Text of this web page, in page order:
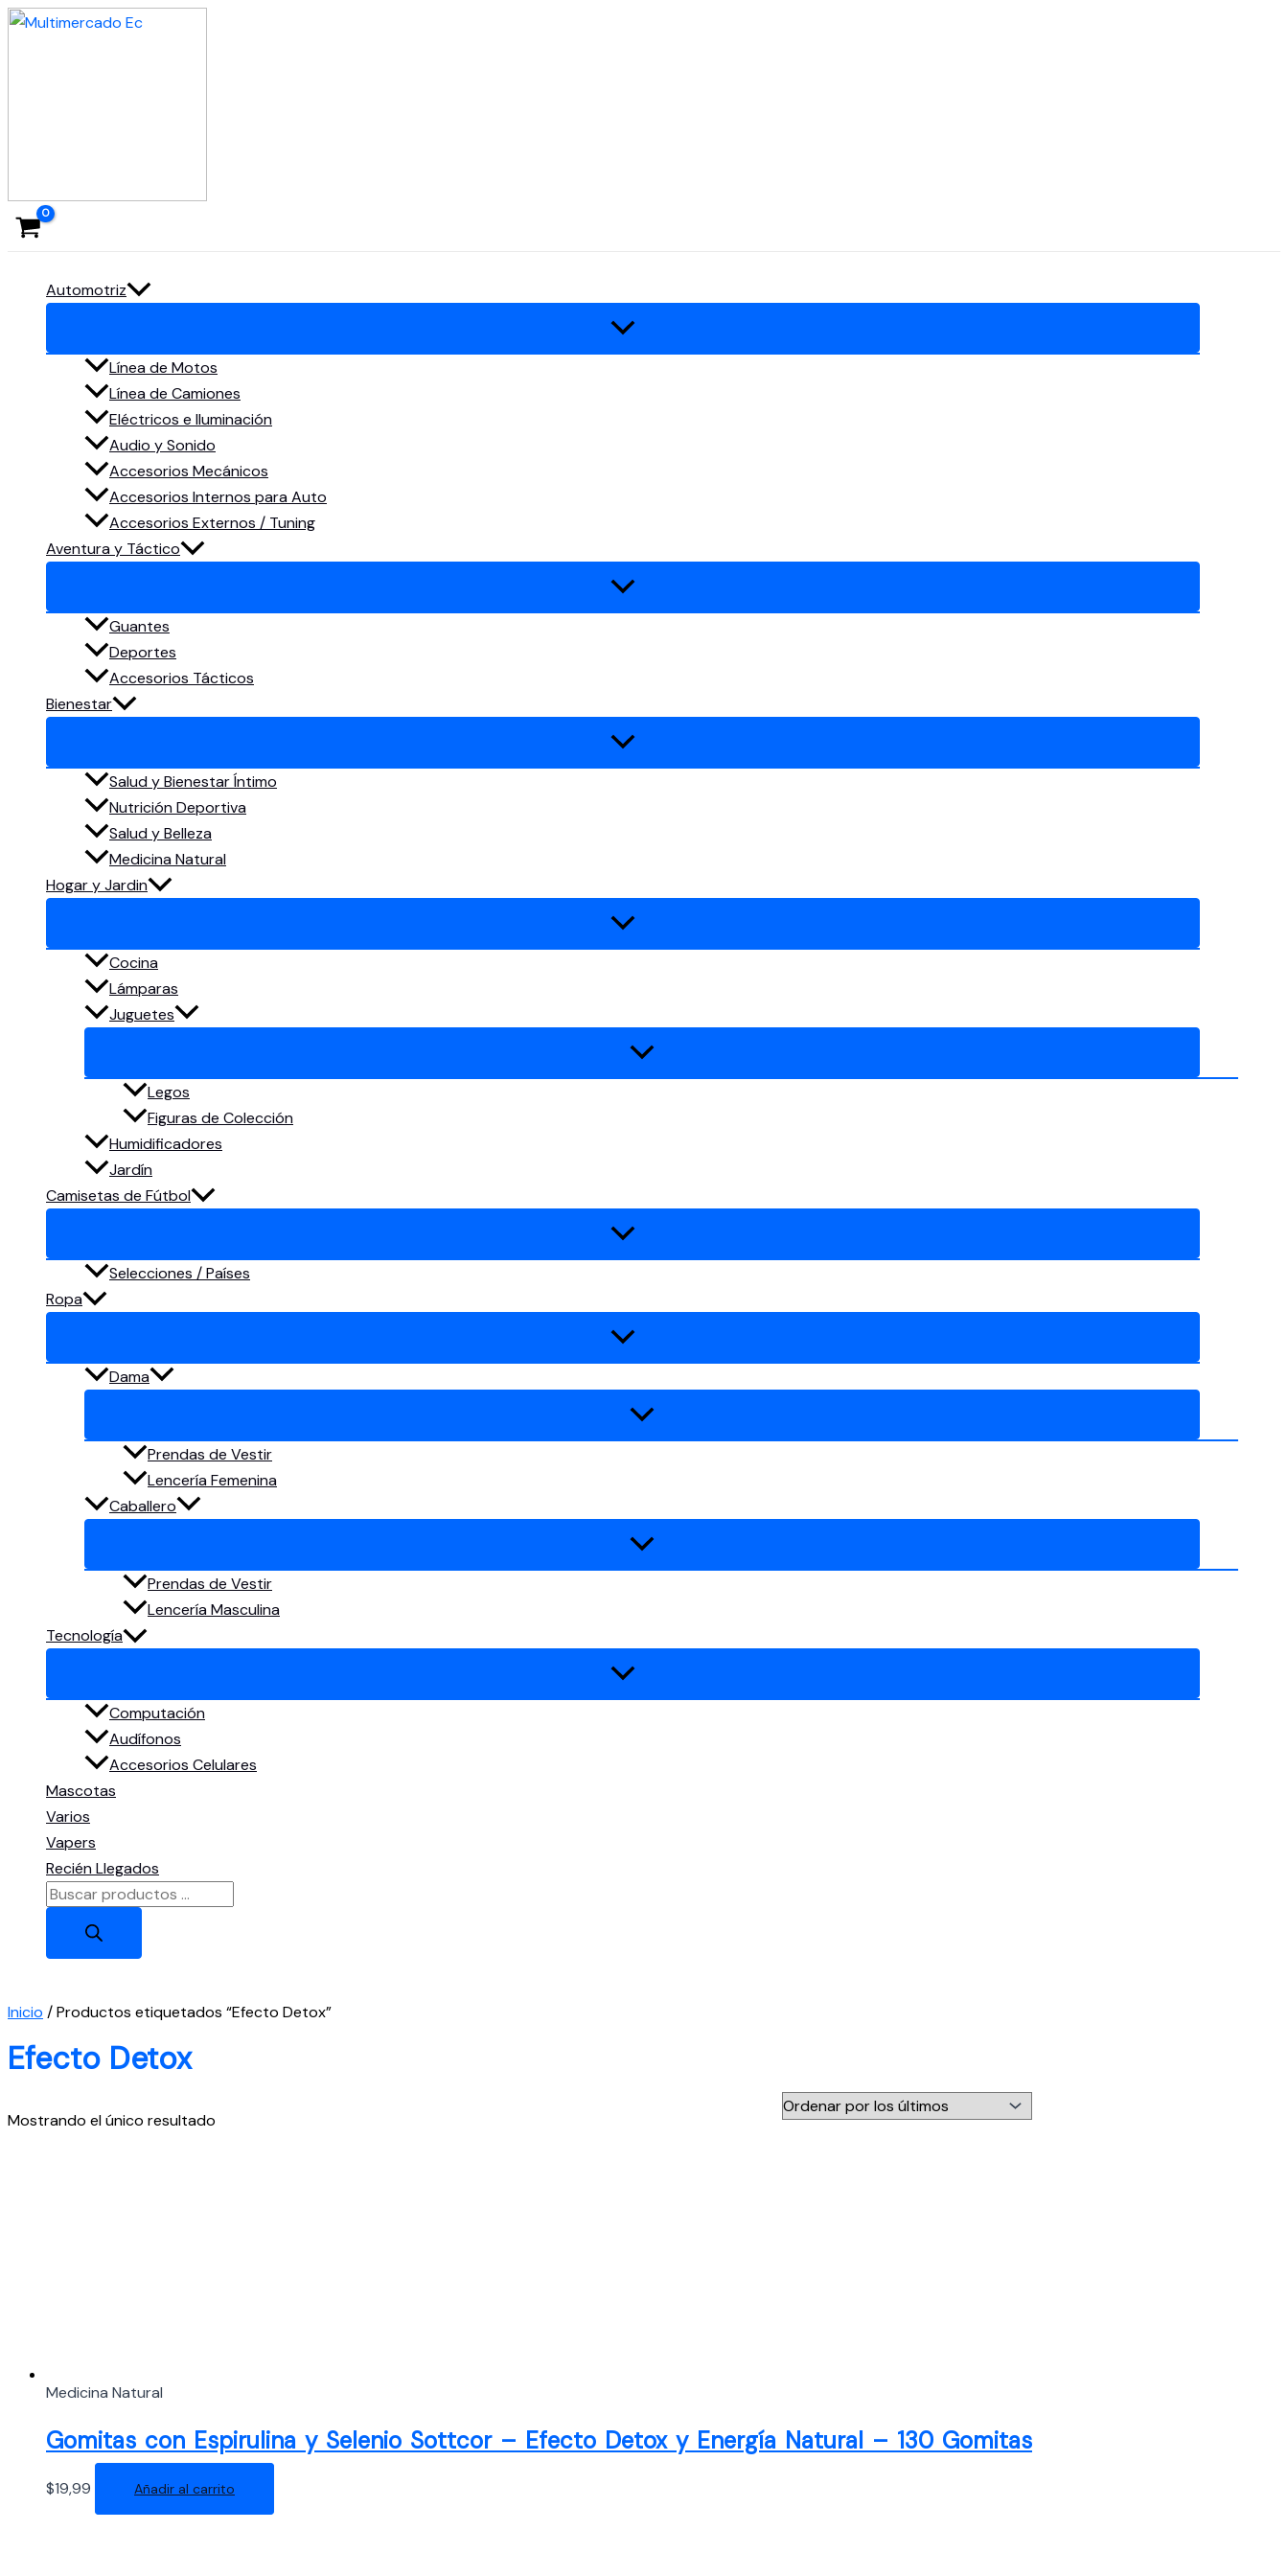
Ir
Automotriz
Línea de Motos
Línea de Camiones
Eléctricos e Iluminación
Audio y Sonido
Accesorios Mecánicos
Accesorios Internos para Auto
Accesorios Externos / Tuning
Aventura y Táctico
Guantes
Deportes
Accesorios Tácticos
Bienestar
Salud y Bienestar Íntimo
Nutrición Deportiva
Salud y Belleza
Medicina Natural
Hogar y Jardin
Cocina
Lámparas
Juguetes
Legos
Figuras de Colección
Humidificadores
Jardín
Camisetas de Fútbol
Selecciones / Países
Ropa
Dama
Prendas de Vestir
Lencería Femenina
Caballero
Prendas de Vestir
Lencería Masculina
Tecnología
Computación
Audífonos
Accesorios Celulares
Mascotas
Varios
Vapers
Recién Llegados
Búsqueda
productos
Inicio / Productos etiquetados “Efecto Detox”
Efecto Detox
Mostrando el único resultado
Medicina Natural
Gomitas con Espirulina y Selenio Sottcor – Efecto Detox y Energía Natural – 130 Gomitas
$19,99 Añadir al carrito